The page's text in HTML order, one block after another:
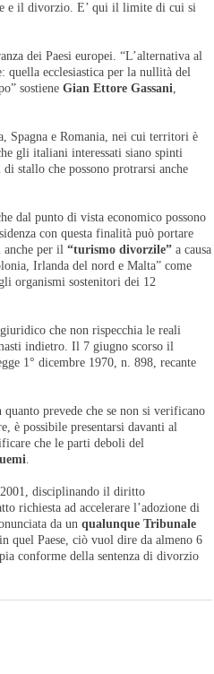
e il divorzio. E’ qui il limite di cui si
dei Paesi europei. “L’alternativa al
quella ecclesiastica per la nullità del
sostiene Gian Ettore Gassani,
e Romania, nei cui territori è
gli italiani interessati siano spinti
stallo che possono protrarsi anche
dal punto di vista economico possono
con questa finalità può portare
anche per il “turismo divorzile” a causa
Irlanda del nord e Malta” come
organismi sostenitori dei 12
che non rispecchia le reali
indietro. Il 7 giugno scorso il
1° dicembre 1970, n. 898, recante
prevede che se non si verificano
è possibile presentarsi davanti al
che le parti deboli del
.
disciplinando il diritto
richiesta ad accelerare l’adozione di
da un qualunque Tribunale
quel Paese, ciò vuol dire da almeno 6
conforme della sentenza di divorzio